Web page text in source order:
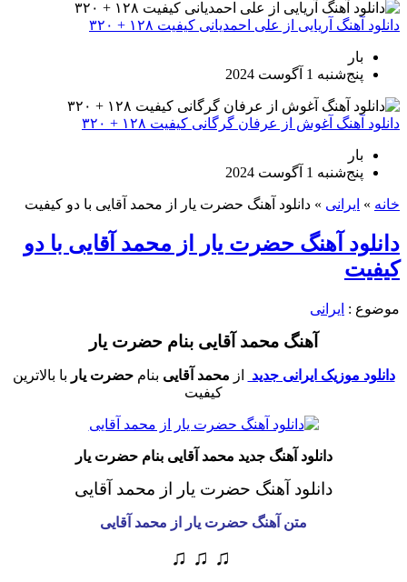
دانلود آهنگ آریایی از علی احمدیانی کیفیت ۱۲۸ + ۳۲۰
بار
پنج‌شنبه 1 آگوست 2024
دانلود آهنگ آغوش از عرفان گرگانی کیفیت ۱۲۸ + ۳۲۰
بار
پنج‌شنبه 1 آگوست 2024
خانه » ایرانی » دانلود آهنگ حضرت یار از محمد آقایی با دو کیفیت
دانلود آهنگ حضرت یار از محمد آقایی با دو
کیفیت
موضوع : ایرانی
آهنگ محمد آقایی بنام حضرت یار
دانلود موزیک ایرانی جدید از محمد آقایی بنامحضرت یار با بالاترین
کیفیت
دانلود آهنگ جدید محمد آقایی بنام حضرت یار
دانلود آهنگ حضرت یار از محمد آقایی
متن آهنگ حضرت یار از محمد آقایی
♫ ♫ ♫